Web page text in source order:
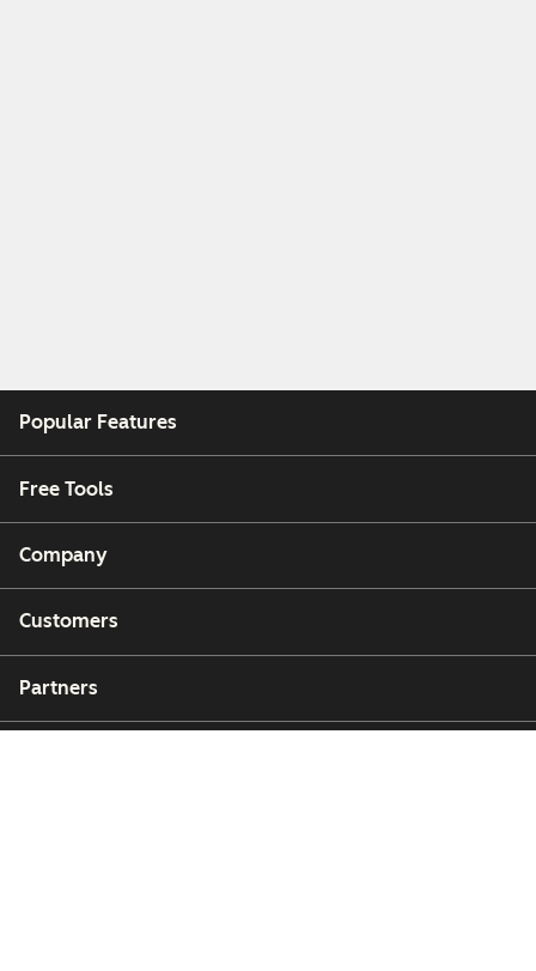
Popular Features
Free Tools
Company
Customers
Partners